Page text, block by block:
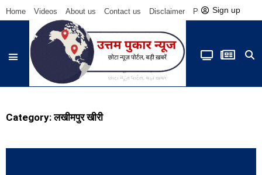
Home Videos About us Contact us Disclaimer Privacy Policy
Sign up
Category: लखीमपुर खीरी